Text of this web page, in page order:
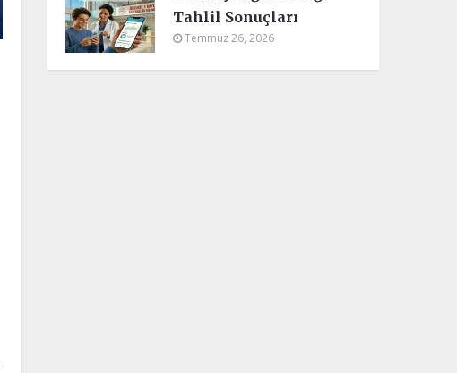
Tahlil Sonuçları
Temmuz 26, 2026